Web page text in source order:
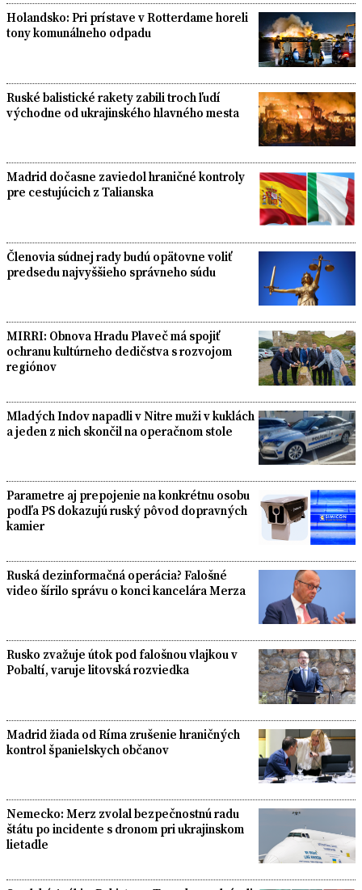
Holandsko: Pri prístave v Rotterdame horeli
tony komunálneho odpadu
Ruské balistické rakety zabili troch ľudí
východne od ukrajinského hlavného mesta
Madrid dočasne zaviedol hraničné kontroly
pre cestujúcich z Talianska
Členovia súdnej rady budú opätovne voliť
predsedu najvyššieho správneho súdu
MIRRI: Obnova Hradu Plaveč má spojiť
ochranu kultúrneho dedičstva s rozvojom
regiónov
Mladých Indov napadli v Nitre muži v kuklách
a jeden z nich skončil na operačnom stole
Parametre aj prepojenie na konkrétnu osobu
podľa PS dokazujú ruský pôvod dopravných
kamier
Ruská dezinformačná operácia? Falošné
video šírilo správu o konci kancelára Merza
Rusko zvažuje útok pod falošnou vlajkou v
Pobaltí, varuje litovská rozviedka
Madrid žiada od Ríma zrušenie hraničných
kontrol španielskych občanov
Nemecko: Merz zvolal bezpečnostnú radu
štátu po incidente s dronom pri ukrajinskom
lietadle